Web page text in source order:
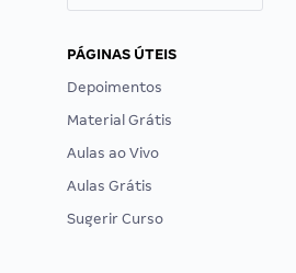
PÁGINAS ÚTEIS
Depoimentos
Material Grátis
Aulas ao Vivo
Aulas Grátis
Sugerir Curso